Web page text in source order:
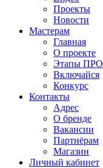
Проекты
Новости
Мастерам
Главная
О проекте
Этапы ПРО
Включайся
Конкурс
Контакты
Адрес
О бренде
Вакансии
Партнёрам
Магазин
Личный кабинет